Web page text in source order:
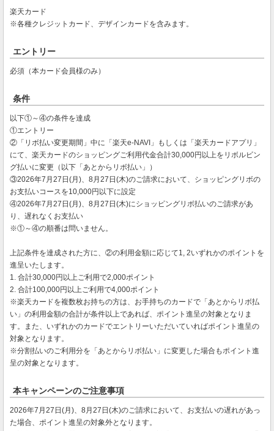
楽天カード
※各種クレジットカード、デザインカードを含みます。
エントリー
必須（本カード会員様のみ）
条件
以下①～④の条件を達成
①エントリー
②「リボ払い変更期間」中に「楽天e-NAVI」もしくは「楽天カードアプリ」
にて、楽天カードのショッピングご利用代金合計30,000円以上をリボルビン
グ払いに変更（以下「あとからリボ払い」）
③2026年7月27日(月)、8月27日(木)のご請求において、ショッピングリボの
お支払いコースを10,000円以下に設定
④2026年7月27日(月)、8月27日(木)にショッピングリボ払いのご請求があ
り、遅れなくお支払い
※①～④の順番は問いません。
上記条件を達成された方に、②の利用金額に応じて1, 2いずれかのポイントを
進呈いたします。
1. 合計30,000円以上ご利用で2,000ポイント
2. 合計100,000円以上ご利用で4,000ポイント
※楽天カードを複数枚お持ちの方は、お手持ちのカードで「あとからリボ払
い」の利用金額の合計が条件以上であれば、ポイント進呈の対象となりま
す。また、いずれかのカードでエントリーいただいていればポイント進呈の
対象となります。
※分割払いのご利用分を「あとからリボ払い」に変更した場合もポイント進
呈の対象となります。
本キャンペーンのご注意事項
2026年7月27日(月)、8月27日(木)のご請求において、お支払いの遅れがあっ
た場合、ポイント進呈の対象外となります。